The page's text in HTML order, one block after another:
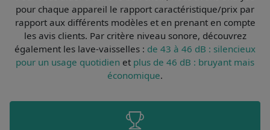
pour chaque appareil le rapport caractéristique/prix par
rapport aux différents modèles et en prenant en compte
les avis clients. Par critère niveau sonore, découvrez
également les lave-vaisselles : de 43 à 46 dB : silencieux
pour un usage quotidien et plus de 46 dB : bruyant mais
économique.